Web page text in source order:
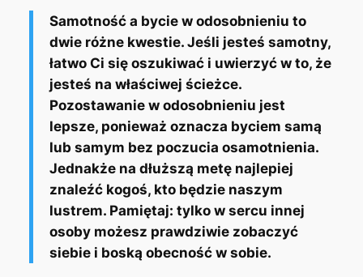
Samotność a bycie w odosobnieniu to
dwie różne kwestie. Jeśli jesteś samotny,
łatwo Ci się oszukiwać i uwierzyć w to, że
jesteś na właściwej ścieżce.
Pozostawanie w odosobnieniu jest
lepsze, ponieważ oznacza byciem samą
lub samym bez poczucia osamotnienia.
Jednakże na dłuższą metę najlepiej
znaleźć kogoś, kto będzie naszym
lustrem. Pamiętaj: tylko w sercu innej
osoby możesz prawdziwie zobaczyć
siebie i boską obecność w sobie.